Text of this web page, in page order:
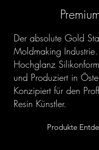
Der absolute Gold
Moldmaking
Hochglanz
und Produziert in
Konzipiert für den
Resin Künstler.
Produkte